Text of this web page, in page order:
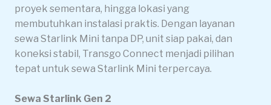
proyek sementara, hingga lokasi yang
membutuhkan instalasi praktis. Dengan layanan
sewa Starlink Mini tanpa DP, unit siap pakai, dan
koneksi stabil, Transgo Connect menjadi pilihan
tepat untuk sewa Starlink Mini terpercaya.
Sewa Starlink Gen 2